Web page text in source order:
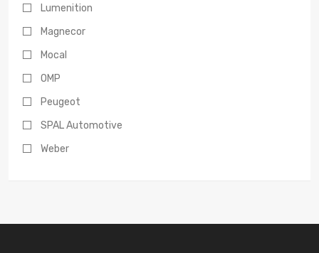
Lumenition
Magnecor
Mocal
OMP
Peugeot
SPAL Automotive
Weber